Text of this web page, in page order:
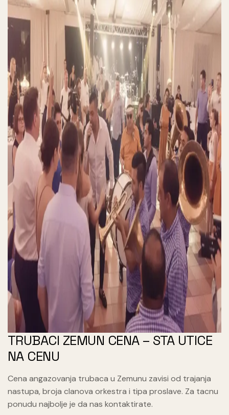
TRUBACI ZEMUN CENA – STA UTICE
NA CENU
Cena angazovanja trubaca u Zemunu zavisi od trajanja
nastupa, broja clanova orkestra i tipa proslave. Za tacnu
ponudu najbolje je da nas kontaktirate.